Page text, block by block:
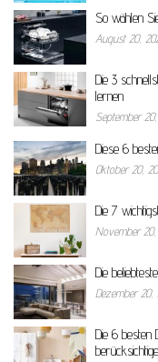
So wählen
August 20,
Die 3
lernen
September
Diese 6
Oktober 20,
Die 7
November 20,
Die
Dezember 20,
Die 6 besten